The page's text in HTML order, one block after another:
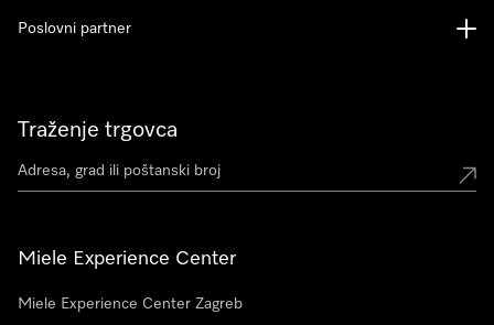
Traženje trgovca
Miele Experience Center
Miele Experience Center Zagreb
Poslovni partner